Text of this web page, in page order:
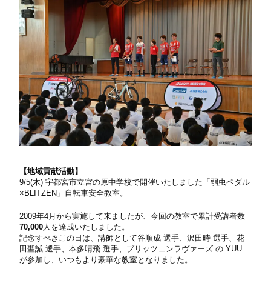
【地域貢献活動】
9/5(木) 宇都宮市立宮の原中学校で開催いたしました「弱虫ペダル
×BLITZEN」自転車安全教室。
2009年4月から実施して来ましたが、今回の教室で累計受講者数
70,000人を達成いたしました。
記念すべきこの日は、講師として谷順成 選手、沢田時 選手、花
田聖誠 選手、本多晴飛 選手、ブリッツェンラヴァーズ の YUU.
が参加し、いつもより豪華な教室となりました。